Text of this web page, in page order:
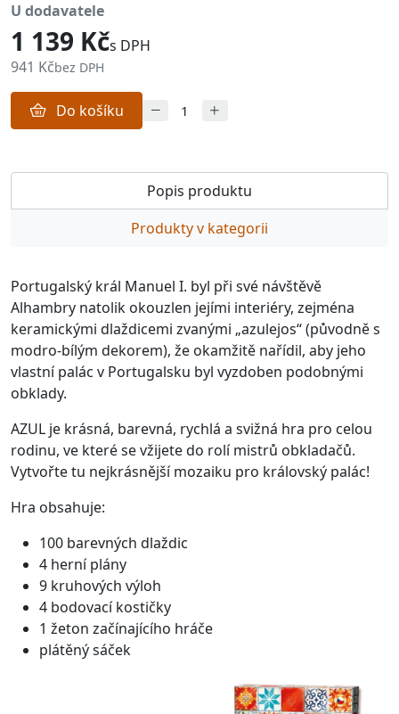
u dodavatele
1 139 Kčs DPH
941 Kčbez DPH
Do košíku
Popis produktu
Produkty v kategorii
Portugalský král Manuel I. byl při své návštěvě
Alhambry natolik okouzlen jejími interiéry, zejména
keramickými dlaždicemi zvanými „azulejos“ (původně s
modro-bílým dekorem), že okamžitě nařídil, aby jeho
vlastní palác v Portugalsku byl vyzdoben podobnými
obklady.
AZUL je krásná, barevná, rychlá a svižná hra pro celou
rodinu, ve které se vžijete do rolí mistrů obkladačů.
Vytvořte tu nejkrásnější mozaiku pro královský palác!
Hra obsahuje:
100 barevných dlaždic
4 herní plány
9 kruhových výloh
4 bodovací kostičky
1 žeton začínajícího hráče
plátěný sáček